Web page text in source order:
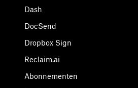
Dash
DocSend
Dropbox Sign
Reclaim.ai
Abonnementen